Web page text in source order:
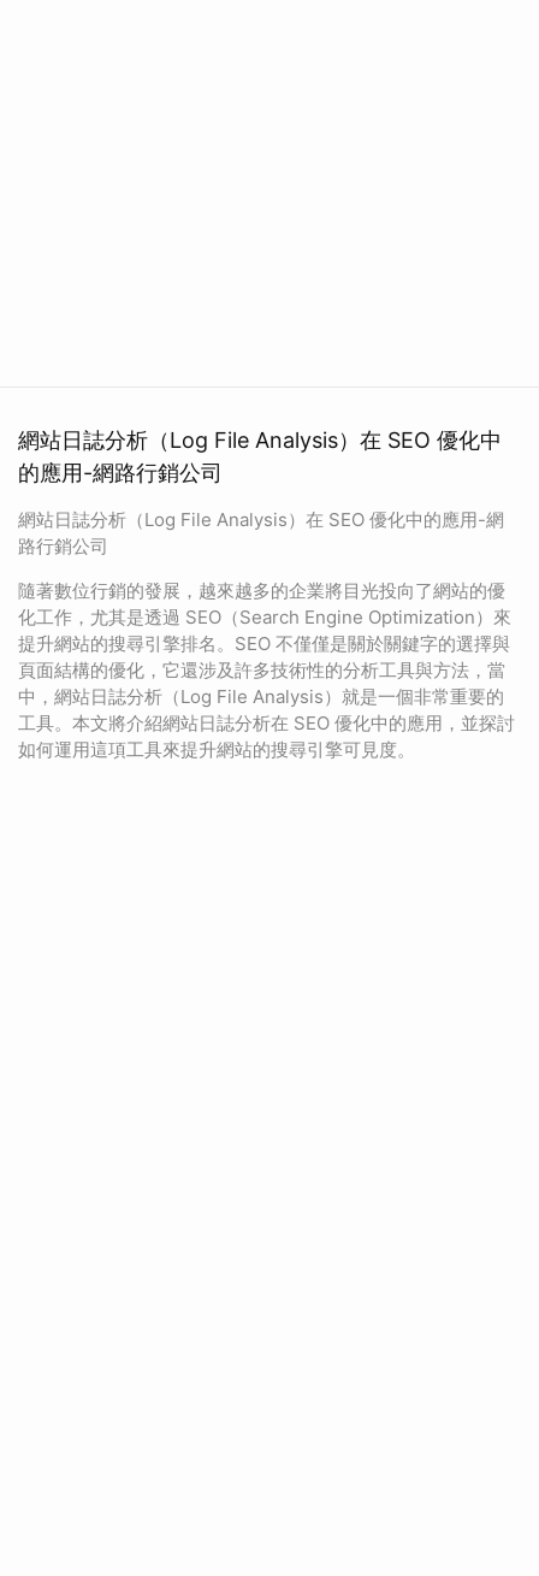
網站日誌分析（Log File Analysis）在 SEO 優化中
的應用-網路行銷公司
網站日誌分析（Log File Analysis）在 SEO 優化中的應用-網
路行銷公司
隨著數位行銷的發展，越來越多的企業將目光投向了網站的優
化工作，尤其是透過 SEO（Search Engine Optimization）來
提升網站的搜尋引擎排名。SEO 不僅僅是關於關鍵字的選擇與
頁面結構的優化，它還涉及許多技術性的分析工具與方法，當
中，網站日誌分析（Log File Analysis）就是一個非常重要的
工具。本文將介紹網站日誌分析在 SEO 優化中的應用，並探討
如何運用這項工具來提升網站的搜尋引擎可見度。